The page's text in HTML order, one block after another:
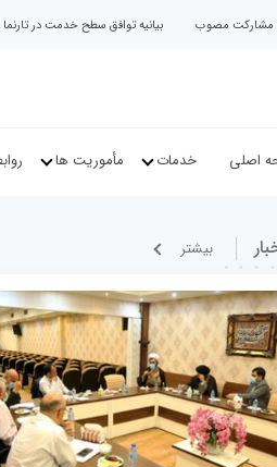
مشارکت مصوب بیانیه توافق سطح خدمت در تارنما
اصلی خدمات مأموریت ها
بيشتر